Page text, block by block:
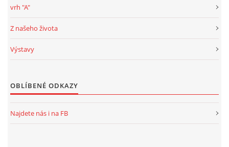
vrh "A"
Z našeho života
Výstavy
OBLÍBENÉ ODKAZY
Najdete nás i na FB